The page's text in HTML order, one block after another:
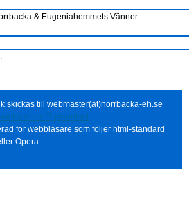
& Eugeniahemmets Vänner.
skickas till webmaster(at)norrbacka-eh.se
eh.se/?q=contact
för webbläsare som följer html-standard
Opera.